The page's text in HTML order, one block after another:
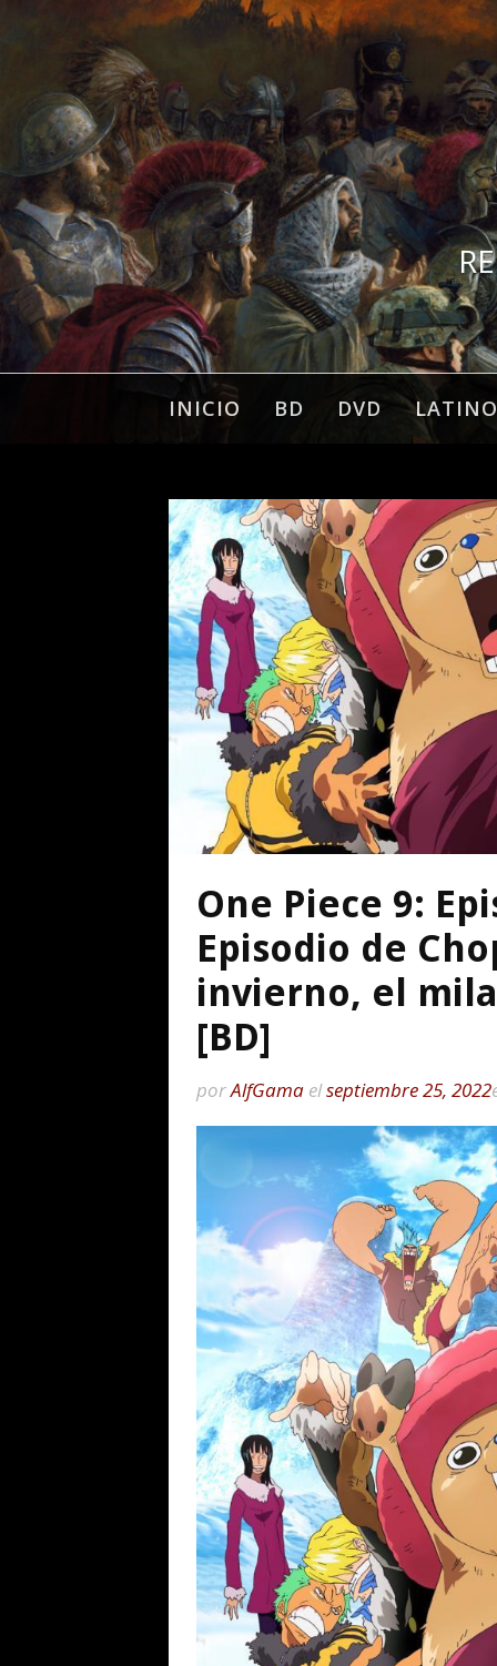
INICIO BD DVD LATINO
One Piece 9:
Episodio de
invierno, el
[BD]
porAlfGama elseptiembre 25, 2022